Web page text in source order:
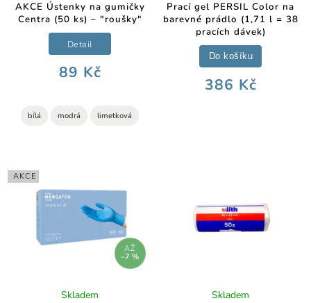
AKCE Ústenky na gumičky
Centra (50 ks) – "roušky"
89 Kč
Detail
bílá modrá limetková
Prací gel PERSIL Color na
barevné prádlo (1,71 l = 38
pracích dávek)
386 Kč
Do košíku
AKCE
AŽ
–7 %
Skladem Skladem